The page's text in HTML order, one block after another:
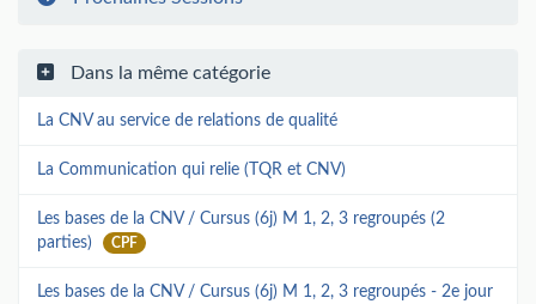
Dans la même catégorie
La CNV au service de relations de qualité
La Communication qui relie (TQR et CNV)
Les bases de la CNV / Cursus (6j) M 1, 2, 3 regroupés (2
parties)
CPF
Les bases de la CNV / Cursus (6j) M 1, 2, 3 regroupés - 2e jour